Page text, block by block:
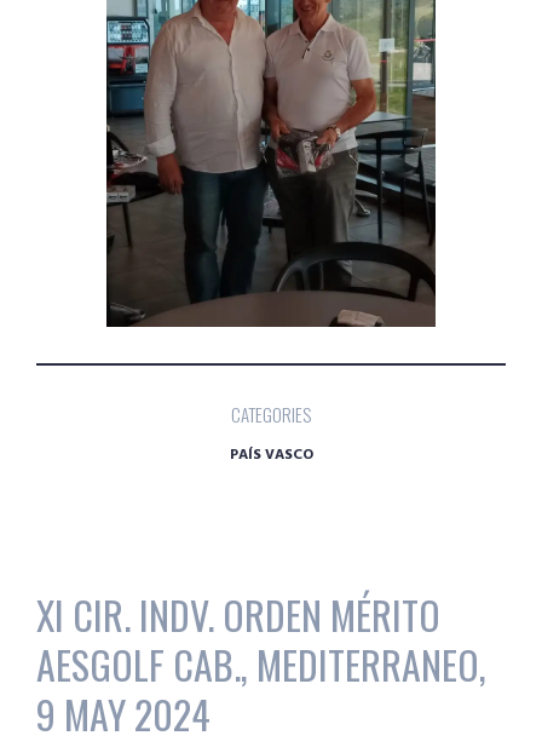
CATEGORIES
PAÍS VASCO
XI CIR. INDV. ORDEN MÉRITO
AESGOLF CAB., MEDITERRANEO,
9 MAY 2024